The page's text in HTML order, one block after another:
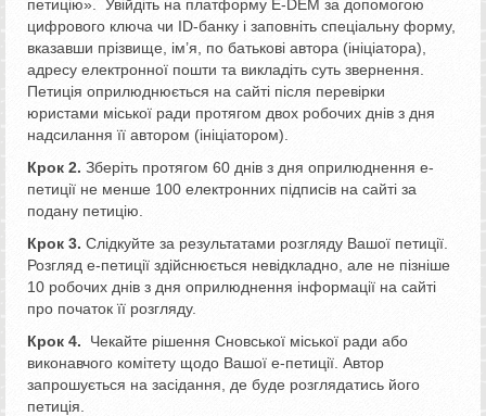
петицію». Увійдіть на платформу Е-DEM за допомогою
цифрового ключа чи ID-банку і заповніть спеціальну форму,
вказавши прізвище, ім’я, по батькові автора (ініціатора),
адресу електронної пошти та викладіть суть звернення.
Петиція оприлюднюється на сайті після перевірки
юристами міської ради протягом двох робочих днів з дня
надсилання її автором (ініціатором).
Крок 2. Зберіть протягом 60 днів з дня оприлюднення е-
петиції не менше 100 електронних підписів на сайті за
подану петицію.
Крок 3. Слідкуйте за результатами розгляду Вашої петиції.
Розгляд е-петиції здійснюється невідкладно, але не пізніше
10 робочих днів з дня оприлюднення інформації на сайті
про початок її розгляду.
Крок 4. Чекайте рішення Сновської міської ради або
виконавчого комітету щодо Вашої е-петиції. Автор
запрошується на засідання, де буде розглядатись його
петиція.